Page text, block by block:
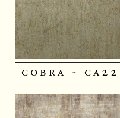
cobra - ca22